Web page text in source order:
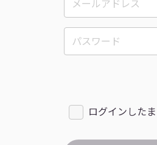
ログインした